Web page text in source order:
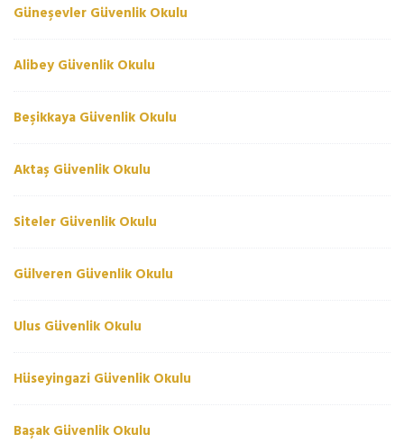
Güneşevler Güvenlik Okulu
Alibey Güvenlik Okulu
Beşikkaya Güvenlik Okulu
Aktaş Güvenlik Okulu
Siteler Güvenlik Okulu
Gülveren Güvenlik Okulu
Ulus Güvenlik Okulu
Hüseyingazi Güvenlik Okulu
Başak Güvenlik Okulu